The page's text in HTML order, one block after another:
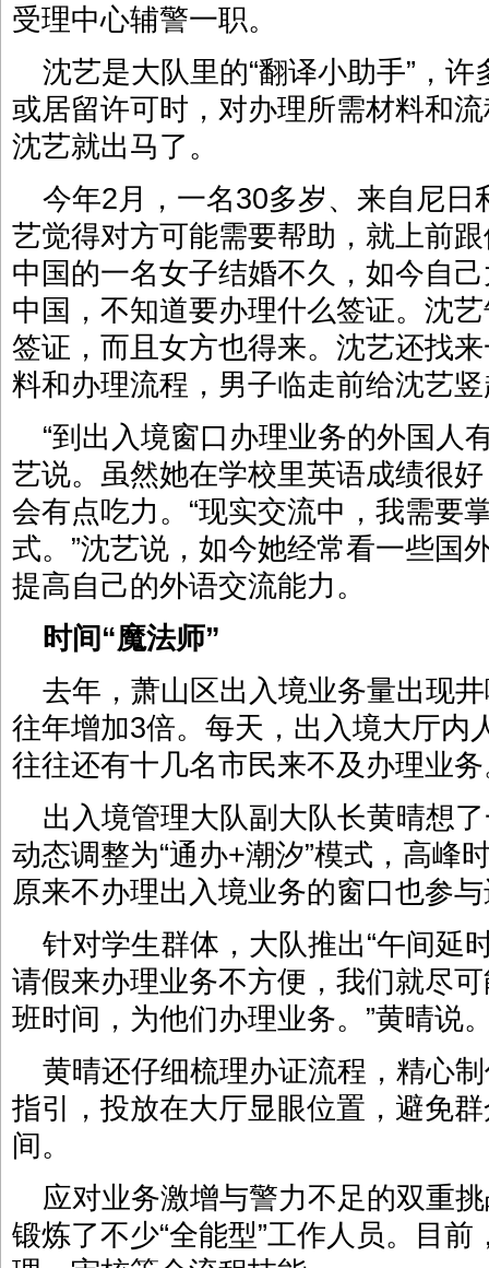
受理中心辅警一职。
沈艺是大队里的“翻译小助手”，
或居留许可时，对办理所需材料和
沈艺就出马了。
今年2月，一名30多岁、来自尼
艺觉得对方可能需要帮助，就上前
中国的一名女子结婚不久，如今自
中国，不知道要办理什么签证。沈
签证，而且女方也得来。沈艺还找
料和办理流程，男子临走前给沈艺
“到出入境窗口办理业务的外国人
艺说。虽然她在学校里英语成绩很
会有点吃力。“现实交流中，我需要
式。”沈艺说，如今她经常看一些国
提高自己的外语交流能力。
时间“魔法师”
去年，萧山区出入境业务量出现
往年增加3倍。每天，出入境大厅内
往往还有十几名市民来不及办理业
出入境管理大队副大队长黄晴想
动态调整为“通办+潮汐”模式，高峰
原来不办理出入境业务的窗口也参
针对学生群体，大队推出“午间延
请假来办理业务不方便，我们就尽
班时间，为他们办理业务。”黄晴说
黄晴还仔细梳理办证流程，精心
指引，投放在大厅显眼位置，避免
间。
应对业务激增与警力不足的双重
锻炼了不少“全能型”工作人员。目